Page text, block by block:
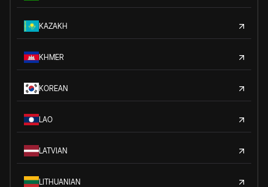
KAZAKH
KHMER
KOREAN
LAO
LATVIAN
LITHUANIAN